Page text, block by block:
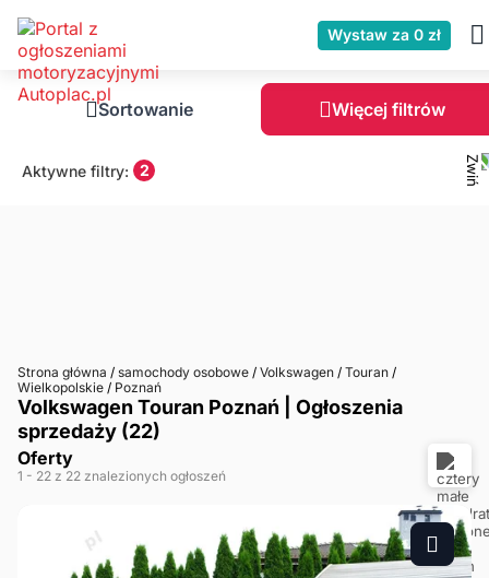
Wystaw za 0 zł
Sortowanie Więcej filtrów
Aktywne filtry: 2
Strona główna / samochody osobowe / Volkswagen / Touran /
Wielkopolskie / Poznań
Volkswagen Touran Poznań | Ogłoszenia
sprzedaży (22)
Oferty
1 - 22 z 22 znalezionych ogłoszeń